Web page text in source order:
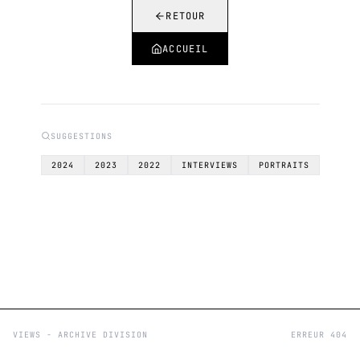
RETOUR
ACCUEIL
SUGGESTIONS
2024 2023 2022 INTERVIEWS PORTRAITS
VIEWS - ARCHIVE DIVISION ERREUR 404